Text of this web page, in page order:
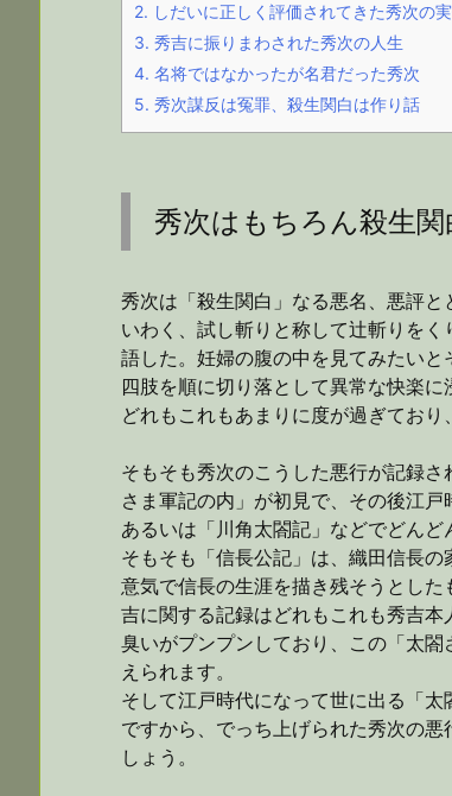
2. しだいに正しく評価されてきた秀次の
3. 秀吉に振りまわされた秀次の人生
4. 名将ではなかったが名君だった秀次
5. 秀次謀反は冤罪、殺生関白は作り話
秀次はもちろん殺生
秀次は「殺生関白」なる悪名、悪評と
いわく、試し斬りと称して辻斬りを
語した。妊婦の腹の中を見てみたい
四肢を順に切り落として異常な快楽に
どれもこれもあまりに度が過ぎており
そもそも秀次のこうした悪行が記録
さま軍記の内」が初見で、その後江
あるいは「川角太閤記」などでどんど
そもそも「信長公記」は、織田信長
意気で信長の生涯を描き残そうとし
吉に関する記録はどれもこれも秀吉
臭いがプンプンしており、この「太
えられます。
そして江戸時代になって世に出る「
ですから、でっち上げられた秀次の
しょう。